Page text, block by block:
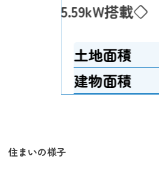
5.59kW搭載◇
土地面積
建物面積
住まいの様子